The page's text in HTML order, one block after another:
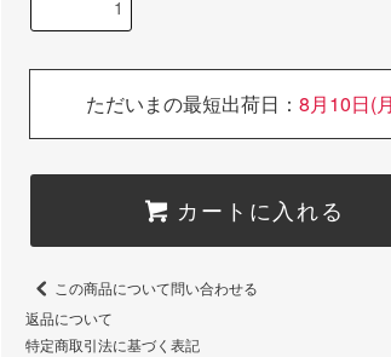
ただいまの最短出荷日： 8月10日(
カートに入れる
この商品について問い合わせる
返品について
特定商取引法に基づく表記